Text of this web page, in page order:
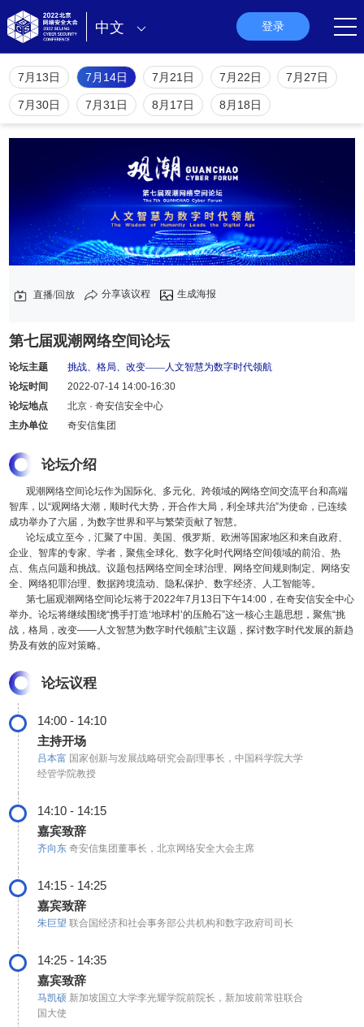
中文 登录
7月13日 7月14日 7月21日 7月22日 7月27日
7月30日 7月31日 8月17日 8月18日
直播/回放 分享该议程 生成海报
第七届观潮网络空间论坛
论坛主题
挑战、格局、改变——人文智慧为数字时代领航
论坛时间
2022-07-14 14:00-16:30
论坛地点
北京 · 奇安信安全中心
主办单位
奇安信集团
论坛介绍
观潮网络空间论坛作为国际化、多元化、跨领域的网络空间交流平台和高端
智库，以“观网络大潮，顺时代大势，开合作大局，利全球共治”为使命，已连续
成功举办了六届，为数字世界和平与繁荣贡献了智慧。
论坛成立至今，汇聚了中国、美国、俄罗斯、欧洲等国家地区和来自政府、
企业、智库的专家、学者，聚焦全球化、数字化时代网络空间领域的前沿、热
点、焦点问题和挑战。议题包括网络空间全球治理、网络空间规则制定、网络安
全、网络犯罪治理、数据跨境流动、隐私保护、数字经济、人工智能等。
第七届观潮网络空间论坛将于2022年7月13日下午14:00，在奇安信安全中心
举办。论坛将继续围绕“携手打造‘地球村’的压舱石”这一核心主题思想，聚焦“挑
战，格局，改变——人文智慧为数字时代领航”主议题，探讨数字时代发展的新趋
势及有效的应对策略。
论坛议程
14:00 - 14:10
主持开场
吕本富 国家创新与发展战略研究会副理事长，中国科学院大学
经管学院教授
14:10 - 14:15
嘉宾致辞
齐向东奇安信集团董事长，北京网络安全大会主席
14:15 - 14:25
嘉宾致辞
朱巨望 联合国经济和社会事务部公共机构和数字政府司司长
14:25 - 14:35
嘉宾致辞
马凯硕新加坡国立大学李光耀学院前院长，新加坡前常驻联合
国大使